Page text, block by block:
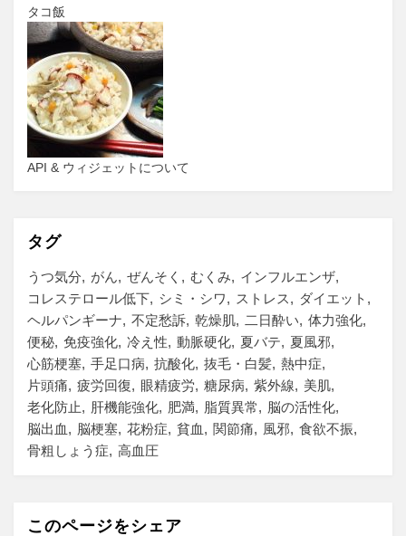
タコ飯
API & ウィジェットについて
タグ
うつ気分 がん ぜんそく むくみ
インフルエンザ
コレステロール低下
シミ・シワ ストレス
ダイエット
ヘルパンギーナ
不定愁訴 乾燥肌 二日酔い
体力強化
便秘 免疫強化 冷え性 動脈硬化 夏バテ
夏風邪
心筋梗塞 手足口病 抗酸化 抜毛・白髪 熱中症
片頭痛
疲労回復 眼精疲労 糖尿病 紫外線
美肌
老化防止
肝機能強化 肥満 脂質異常
脳の活性化
脳出血
脳梗塞 花粉症 貧血 関節痛 風邪 食欲不振
骨粗しょう症
高血圧
このページをシェア